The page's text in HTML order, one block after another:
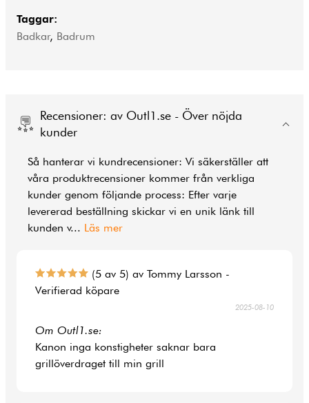
Taggar:
Badkar, Badrum
Recensioner: av Outl1.se - Över nöjda
kunder
Så hanterar vi kundrecensioner: Vi säkerställer att
våra produktrecensioner kommer från verkliga
kunder genom följande process: Efter varje
levererad beställning skickar vi en unik länk till
kunden v... Läs mer
(5 av 5) av Tommy Larsson -
Verifierad köpare
2025-08-10
Om Outl1.se:
Kanon inga konstigheter saknar bara
grillöverdraget till min grill